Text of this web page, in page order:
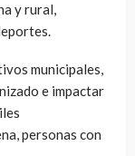
y rural,
municipales,
e impactar
personas con